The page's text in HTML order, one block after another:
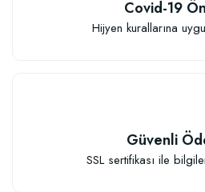
Covid-19
Hijyen kurallarına
Güvenli
SSL sertifikası ile